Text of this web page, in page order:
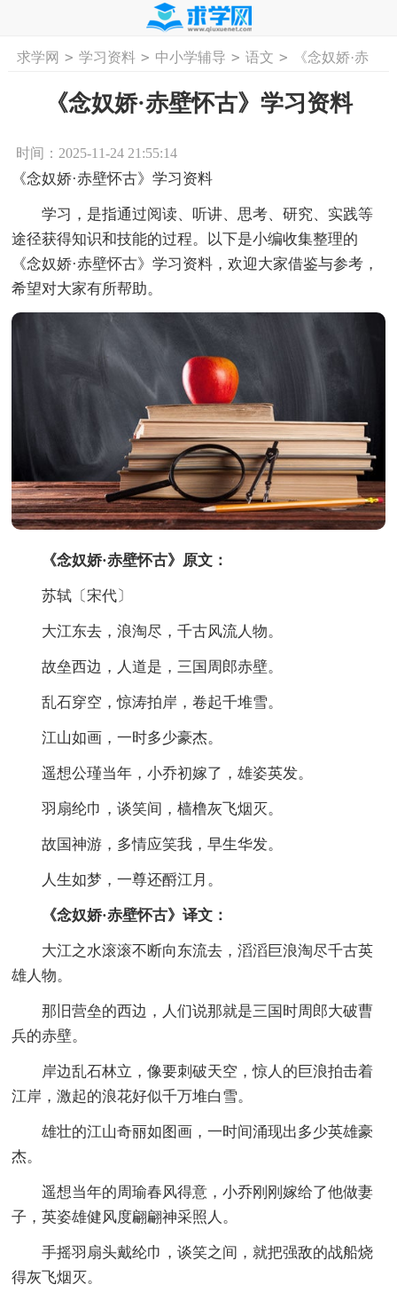
首页 工作计划 活动计划 学习计划
求学网 > 学习资料 > 中小学辅导 > 语文 >
《念奴娇·赤
《念奴娇·赤壁怀古》学习资料
时间：2025-11-24 21:55:14
《念奴娇·赤壁怀古》学习资料
学习，是指通过阅读、听讲、思考、研究、实践等
途径获得知识和技能的过程。以下是小编收集整理的
《念奴娇·赤壁怀古》学习资料，欢迎大家借鉴与参考，
希望对大家有所帮助。
《念奴娇·赤壁怀古》原文：
苏轼〔宋代〕
大江东去，浪淘尽，千古风流人物。
故垒西边，人道是，三国周郎赤壁。
乱石穿空，惊涛拍岸，卷起千堆雪。
江山如画，一时多少豪杰。
遥想公瑾当年，小乔初嫁了，雄姿英发。
羽扇纶巾，谈笑间，樯橹灰飞烟灭。
故国神游，多情应笑我，早生华发。
人生如梦，一尊还酹江月。
《念奴娇·赤壁怀古》译文：
大江之水滚滚不断向东流去，滔滔巨浪淘尽千古英
雄人物。
那旧营垒的西边，人们说那就是三国时周郎大破曹
兵的赤壁。
岸边乱石林立，像要刺破天空，惊人的巨浪拍击着
江岸，激起的浪花好似千万堆白雪。
雄壮的江山奇丽如图画，一时间涌现出多少英雄豪
杰。
遥想当年的周瑜春风得意，小乔刚刚嫁给了他做妻
子，英姿雄健风度翩翩神采照人。
手摇羽扇头戴纶巾，谈笑之间，就把强敌的战船烧
得灰飞烟灭。